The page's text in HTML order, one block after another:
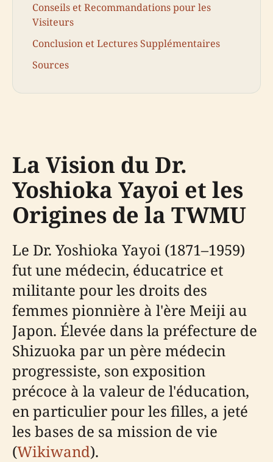
Conseils et Recommandations pour les
Visiteurs
Conclusion et Lectures Supplémentaires
Sources
La Vision du Dr.
Yoshioka Yayoi et les
Origines de la TWMU
Le Dr. Yoshioka Yayoi (1871–1959)
fut une médecin, éducatrice et
militante pour les droits des
femmes pionnière à l'ère Meiji au
Japon. Élevée dans la préfecture de
Shizuoka par un père médecin
progressiste, son exposition
précoce à la valeur de l'éducation,
en particulier pour les filles, a jeté
les bases de sa mission de vie
(Wikiwand).